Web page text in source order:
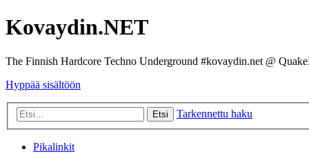
Kovaydin.NET
The Finnish Hardcore Techno Underground #kovaydin.net @
Hyppää sisältöön
Etsi Tarkennettu haku
Pikalinkit